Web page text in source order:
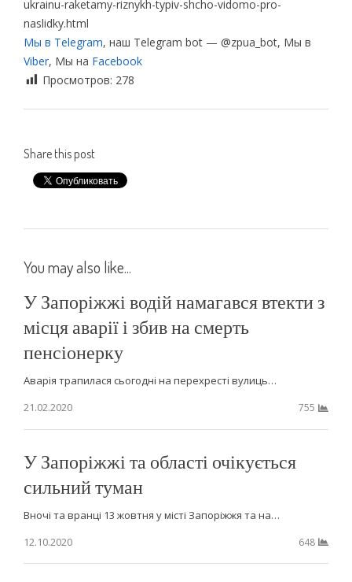
ukrainu-raketamy-riznykh-typiv-shcho-vidomo-pro-
naslidky.html
Мы в Telegram, наш Telegram bot — @zpua_bot, Мы в
Viber, Мы на Facebook
Просмотров: 278
Share this post
You may also like...
У Запоріжжі водій намагався втекти з
місця аварії і збив на смерть
пенсіонерку
Аварія трапилася сьогодні на перехресті вулиць…
21.02.2020
755
У Запоріжжі та області очікується
сильний туман
Вночі та вранці 13 жовтня у місті Запоріжжя та на…
12.10.2020
648